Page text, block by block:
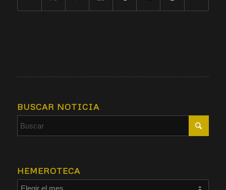
BUSCAR NOTICIA
HEMEROTECA